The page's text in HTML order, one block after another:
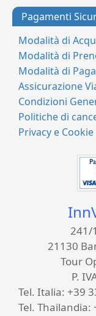
Pagamenti
Modalità di
Modalità di
Modalità di
Assicurazione
Condizioni
Politiche di
Privacy e
241/
21130
Tour
P.
Tel. Italia: +39
Tel. Thailandia: